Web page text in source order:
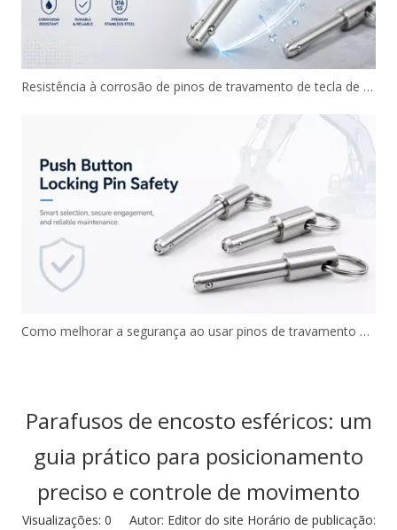
Resistência à corrosão de pinos de travamento de tecla de aço inoxidável
Como melhorar a segurança ao usar pinos de travamento de botão
Parafusos de encosto esféricos: um
guia prático para posicionamento
preciso e controle de movimento
Visualizações: 0 Autor: Editor do site Horário de publicação: